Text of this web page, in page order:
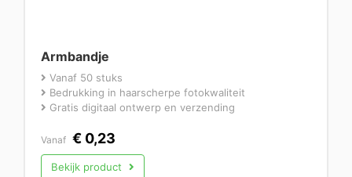
Armbandje
Vanaf 50 stuks
Bedrukking in haarscherpe fotokwaliteit
Gratis digitaal ontwerp en verzending
Vanaf € 0,23
Bekijk product